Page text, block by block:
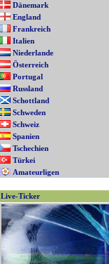
Dänemark
England
Frankreich
Italien
Niederlande
Österreich
Portugal
Russland
Schottland
Schweden
Schweiz
Spanien
Tschechien
Türkei
Amateurligen
Live-Ticker